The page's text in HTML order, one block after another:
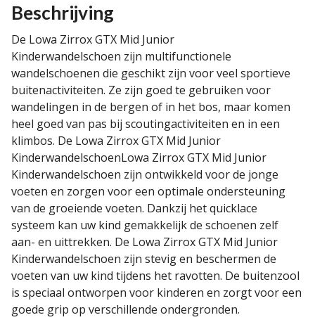
Beschrijving
De Lowa Zirrox GTX Mid Junior
Kinderwandelschoen zijn multifunctionele
wandelschoenen die geschikt zijn voor veel sportieve
buitenactiviteiten. Ze zijn goed te gebruiken voor
wandelingen in de bergen of in het bos, maar komen
heel goed van pas bij scoutingactiviteiten en in een
klimbos. De Lowa Zirrox GTX Mid Junior
KinderwandelschoenLowa Zirrox GTX Mid Junior
Kinderwandelschoen zijn ontwikkeld voor de jonge
voeten en zorgen voor een optimale ondersteuning
van de groeiende voeten. Dankzij het quicklace
systeem kan uw kind gemakkelijk de schoenen zelf
aan- en uittrekken. De Lowa Zirrox GTX Mid Junior
Kinderwandelschoen zijn stevig en beschermen de
voeten van uw kind tijdens het ravotten. De buitenzool
is speciaal ontworpen voor kinderen en zorgt voor een
goede grip op verschillende ondergronden.